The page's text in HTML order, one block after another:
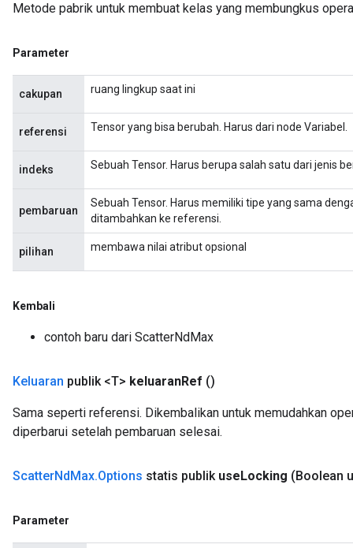
Metode pabrik untuk membuat kelas yang membungkus
Parameter
cakupan ruang lingkup saat ini
referensi Tensor yang bisa berubah. Harus dari node Variabel.
indeks Sebuah Tensor. Harus berupa salah satu dari jenis
pembaruan
Sebuah Tensor. Harus memiliki tipe yang sama
ditambahkan ke referensi.
pilihan membawa nilai atribut opsional
Kembali
contoh baru dari ScatterNdMax
Keluaran publik <T> keluaranRef ()
Sama seperti referensi. Dikembalikan untuk memudahkan
diperbarui setelah pembaruan selesai.
ScatterNdMax.Options statis publik useLocking (Boolean
Parameter